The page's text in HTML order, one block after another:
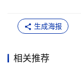
生成海报
相关推荐